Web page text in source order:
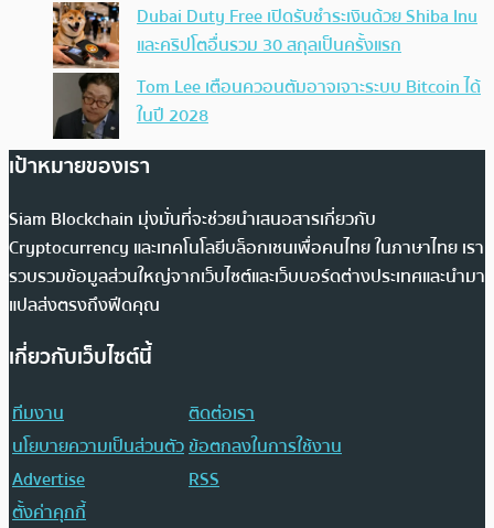
Dubai Duty Free เปิดรับชำระเงินด้วย Shiba Inu
และคริปโตอื่นรวม 30 สกุลเป็นครั้งแรก
Tom Lee เตือนควอนตัมอาจเจาะระบบ Bitcoin ได้
ในปี 2028
เป้าหมายของเรา
Siam Blockchain มุ่งมั่นที่จะช่วยนำเสนอสารเกี่ยวกับ
Cryptocurrency และเทคโนโลยีบล็อกเชนเพื่อคนไทย ในภาษาไทย เรา
รวบรวมข้อมูลส่วนใหญ่จากเว็บไซต์และเว็บบอร์ดต่างประเทศและนำมา
แปลส่งตรงถึงฟีดคุณ
เกี่ยวกับเว็บไซต์นี้
ทีมงาน
ติดต่อเรา
นโยบายความเป็นส่วนตัวข้อตกลงในการใช้งาน
Advertise
RSS
ตั้งค่าคุกกี้